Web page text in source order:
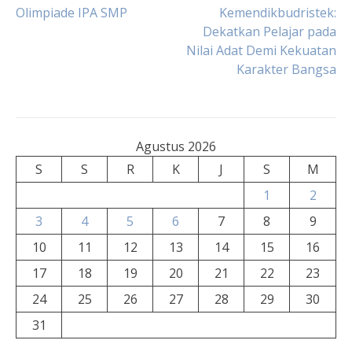
Navigasi
Olimpiade IPA SMP
Kemendikbudristek:
Dekatkan Pelajar pada
Nilai Adat Demi Kekuatan
Karakter Bangsa
Agustus 2026
S
S R K J S
M
1
2
3
4 5 6 7 8
9
10
11 12 13 14 15
16
17
18 19 20 21 22
23
24
25 26 27 28 29
30
31